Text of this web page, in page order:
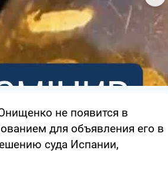
не появится в
для объявления его в
суда Испании,